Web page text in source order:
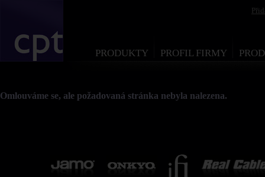
PRODUKTY PROFIL FIRMY
Omlouváme se, ale požadovaná stránka nebyla nalezena.